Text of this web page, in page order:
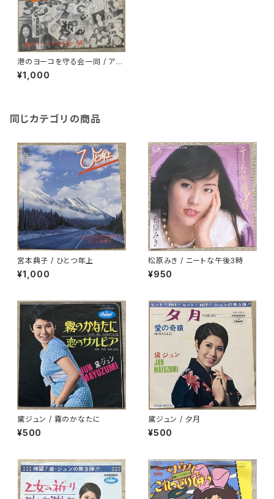
港のヨーコを守る会一同 / アン
タ私の何んなのさ
¥1,000
同じカテゴリの商品
宮本典子 / ひとつ年上
¥1,000
松原みき / ニートな午後3時
¥950
黛ジュン / 霧のかなたに
¥500
黛ジュン / 夕月
¥500